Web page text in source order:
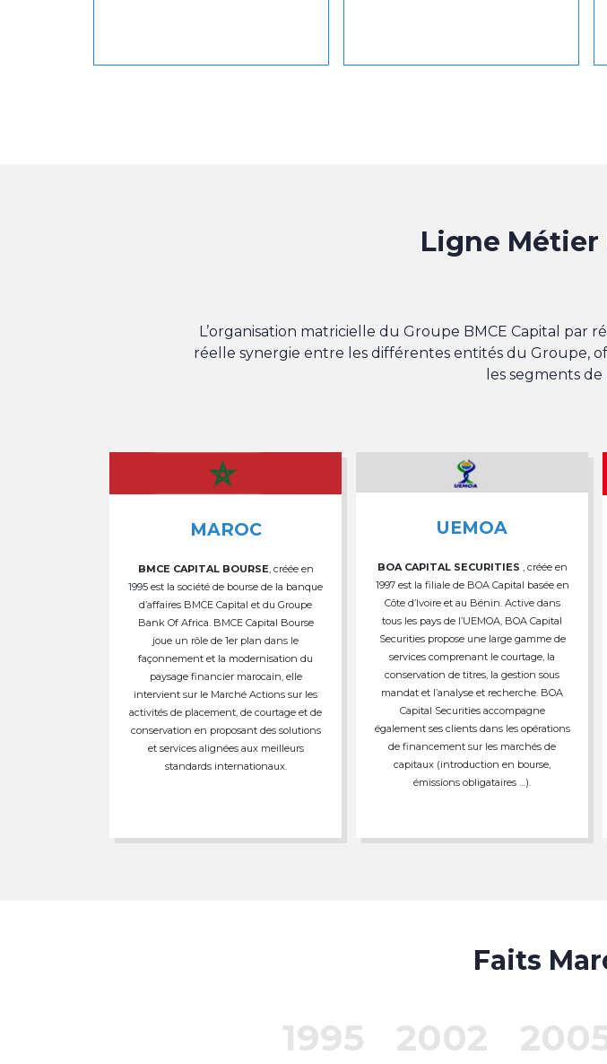
Ligne Métier
L’organisation matricielle du Groupe BMCE Capital par
réelle synergie entre les différentes entités du Groupe,
les segments
MAROC
BMCE CAPITAL BOURSE , créée en
1995 est la société de bourse de la banque
d’affaires BMCE Capital et du Groupe
Bank Of Africa. BMCE Capital Bourse
joue un rôle de 1er plan dans le
façonnement et la modernisation du
paysage financier marocain, elle
intervient sur le Marché Actions sur les
activités de placement, de courtage et de
conservation en proposant des solutions
et services alignées aux meilleurs
standards internationaux.
UEMOA
BOA CAPITAL SECURITIES , créée en
1997 est la filiale de BOA Capital basée en
Côte d’Ivoire et au Bénin. Active dans
tous les pays de l’UEMOA, BOA Capital
Securities propose une large gamme de
services comprenant le courtage, la
conservation de titres, la gestion sous
mandat et l’analyse et recherche. BOA
Capital Securities accompagne
également ses clients dans les opérations
de financement sur les marchés de
capitaux (introduction en bourse,
émissions obligataires …).
Faits
1995 2002